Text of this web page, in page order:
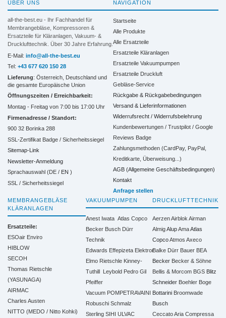
ÜBER UNS
all-the-best.eu - Ihr Fachhandel für
Membrangebläse, Kompressoren &
Ersatzteile für Kläranlagen, Vakuum- &
Drucklufttechnik. Über 30 Jahre Erfahrung.
E-Mail: info@all-the-best.eu
Tel: +43 677 620 150 28
Lieferung: Österreich, Deutschland und
die gesamte Europäische Union
Öffnungszeiten / Erreichbarkeit:
Montag - Freitag von 7:00 bis 17:00 Uhr
Firmenadresse / Standort:
900 32 Borinka 288
SSL-Zertifikat Badge / Sicherheitssiegel
Sitemap-Link
Newsletter-Anmeldung
Sprachauswahl (DE / EN )
SSL / Sicherheitssiegel
NAVIGATION
Startseite
Alle Produkte
Alle Ersatzteile
Ersatzteile Kläranlagen
Ersatzteile Vakuumpumpen
Ersatzteile Druckluft
Gebläse-Service
Rückgabe & Rückgabebedingungen
Versand & Lieferinformationen
Widerrufsrecht / Widerrufsbelehrung
Kundenbewertungen / Trustpilot / Google
Reviews Badge
Zahlungsmethoden (CardPay, PayPal,
Kreditkarte, Überweisung...)
AGB (Allgemeine Geschäftsbedingungen)
Kontakt
Anfrage stellen
MEMBRANGEBLÄSE
KLÄRANLAGEN
Ersatzteile:
ESOair Enviro
HIBLOW
SECOH
Thomas Rietschle
(YASUNAGA)
AIRMAC
Charles Austen
NITTO (MEDO / Nitto Kohki)
VAKUUMPUMPEN
Anest Iwata Atlas Copco
Becker Busch Dürr
Technik
Edwards Effepizeta Elektror
Elmo Rietschle Kinney-
Tuthill Leybold Pedro Gil
Pfeiffer
Vacuum POMPETRAVAINI
Robuschi Schmalz
Sterling SIHI ULVAC
DRUCKLUFTTECHNIK
AerzenAirblok Airman
Almig Alup Ama Atlas
Copco Atmos Axeco
Balke Dürr Bauer BEA
Becker Becker & Söhne
Bellis & Morcom BGS Blitz
Schneider Boehler Boge
Bottarini Broomwade
Busch
Ceccato Aria Compressa